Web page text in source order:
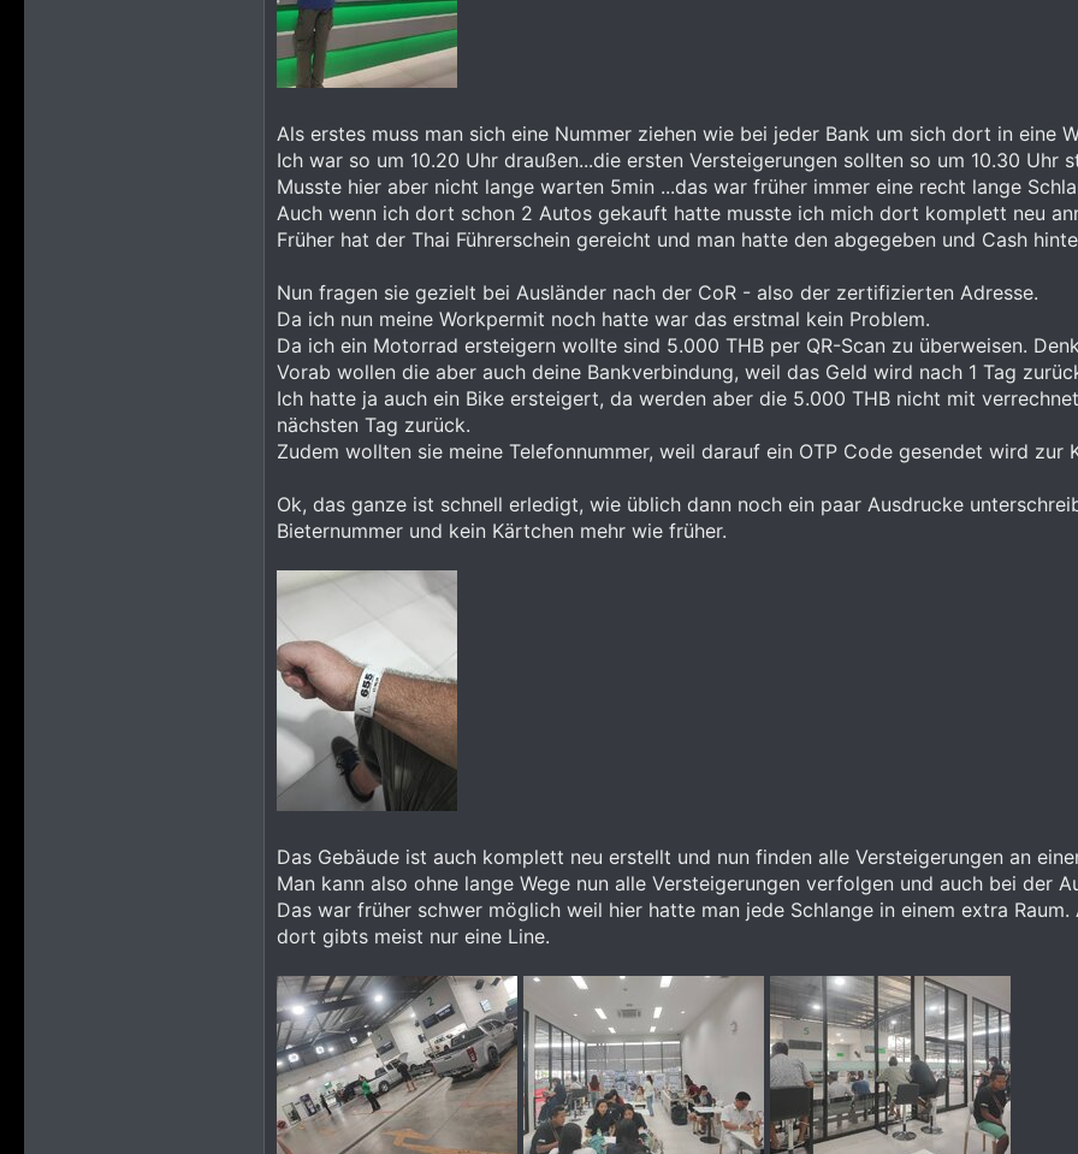
Als erstes muss man sich eine Nummer ziehen wie bei jeder Bank um sich dort in eine
Ich war so um 10.20 Uhr draußen...die ersten Versteigerungen sollten so um 10.30 Uhr
Musste hier aber nicht lange warten 5min ...das war früher immer eine recht lange
Auch wenn ich dort schon 2 Autos gekauft hatte musste ich mich dort komplett neu
Früher hat der Thai Führerschein gereicht und man hatte den abgegeben und Cash
Nun fragen sie gezielt bei Ausländer nach der CoR - also der zertifizierten Adresse.
Da ich nun meine Workpermit noch hatte war das erstmal kein Problem.
Da ich ein Motorrad ersteigern wollte sind 5.000 THB per QR-Scan zu überweisen.
Vorab wollen die aber auch deine Bankverbindung, weil das Geld wird nach 1 Tag
Ich hatte ja auch ein Bike ersteigert, da werden aber die 5.000 THB nicht mit
nächsten Tag zurück.
Zudem wollten sie meine Telefonnummer, weil darauf ein OTP Code gesendet wird zur
Ok, das ganze ist schnell erledigt, wie üblich dann noch ein paar Ausdrucke
Bieternummer und kein Kärtchen mehr wie früher.
Das Gebäude ist auch komplett neu erstellt und nun finden alle Versteigerungen an
Man kann also ohne lange Wege nun alle Versteigerungen verfolgen und auch bei der
Das war früher schwer möglich weil hier hatte man jede Schlange in einem extra
dort gibts meist nur eine Line.